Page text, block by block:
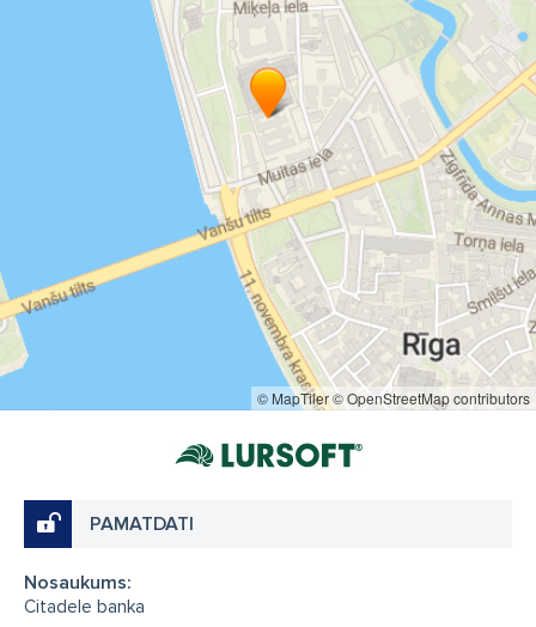
© MapTiler© OpenStreetMap contributors
PAMATDATI
Nosaukums:
Citadele banka